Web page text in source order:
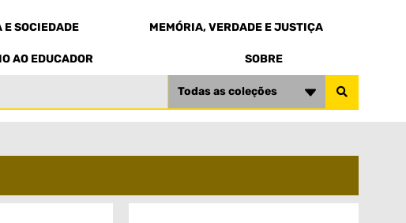
E SOCIEDADE MEMÓRIA, VERDADE E JUSTIÇA
AO EDUCADOR SOBRE
Todas as coleções